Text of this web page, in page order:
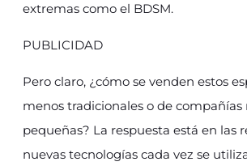
extremas como el BDSM.
PUBLICIDAD
Pero claro, ¿cómo se venden estos
menos tradicionales o de compañías
pequeñas? La respuesta está en las
nuevas tecnologías cada vez se